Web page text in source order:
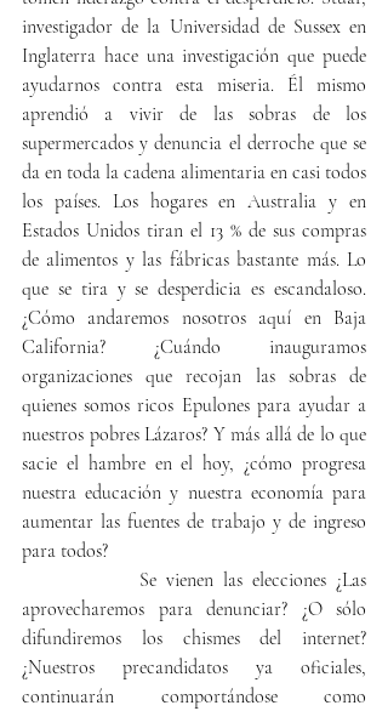
investigador de la Universidad de Sussex en
Inglaterra hace una investigación que puede
ayudarnos contra esta miseria. Él mismo
aprendió a vivir de las sobras de los
supermercados y denuncia el derroche que se
da en toda la cadena alimentaria en casi todos
los países. Los hogares en Australia y en
Estados Unidos tiran el 13 % de sus compras
de alimentos y las fábricas bastante más. Lo
que se tira y se desperdicia es escandaloso.
¿Cómo andaremos nosotros aquí en Baja
California? ¿Cuándo inauguramos
organizaciones que recojan las sobras de
quienes somos ricos Epulones para ayudar a
nuestros pobres Lázaros? Y más allá de lo que
sacie el hambre en el hoy, ¿cómo progresa
nuestra educación y nuestra economía para
aumentar las fuentes de trabajo y de ingreso
para todos?
Se vienen las elecciones ¿Las
aprovecharemos para denunciar? ¿O sólo
difundiremos los chismes del internet?
¿Nuestros precandidatos ya oficiales,
continuarán comportándose como